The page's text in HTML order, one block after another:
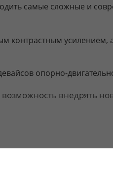
самые сложные и
контрастным усилением,
опорно-
внедрять